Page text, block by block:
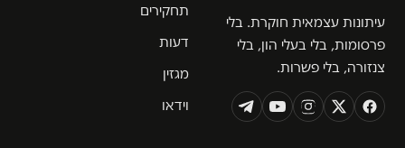
עיתונות עצמאית חוקרת. בלי
פרסומות, בלי בעלי הון, בלי
צנזורה, בלי פשרות.
תחקירים
דעות
מגזין
וידאו